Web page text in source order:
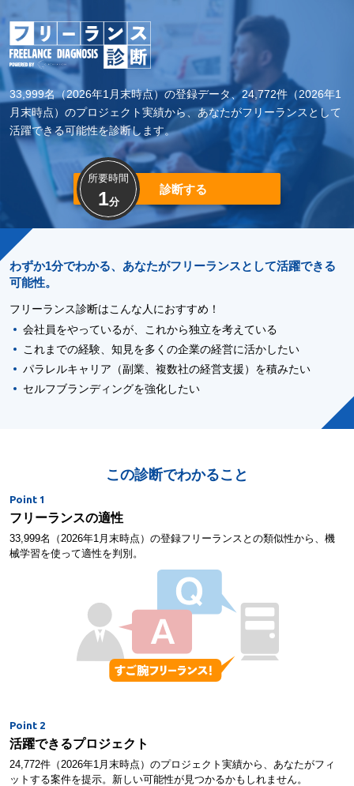
33,999名（2026年1月末時点）の登録データ、24,772件（2026年1
月末時点）のプロジェクト実績から、あなたがフリーランスとして
活躍できる可能性を診断します。
所要時間
1分
診断する
わずか1分でわかる、あなたがフリーランスとして活躍できる
可能性。
フリーランス診断はこんな人におすすめ！
会社員をやっているが、これから独立を考えている
これまでの経験、知見を多くの企業の経営に活かしたい
パラレルキャリア（副業、複数社の経営支援）を積みたい
セルフブランディングを強化したい
この診断でわかること
Point 1
フリーランスの適性
33,999名（2026年1月末時点）の登録フリーランスとの類似性から、機
械学習を使って適性を判別。
Point 2
活躍できるプロジェクト
24,772件（2026年1月末時点）のプロジェクト実績から、あなたがフィ
ットする案件を提示。新しい可能性が見つかるかもしれません。